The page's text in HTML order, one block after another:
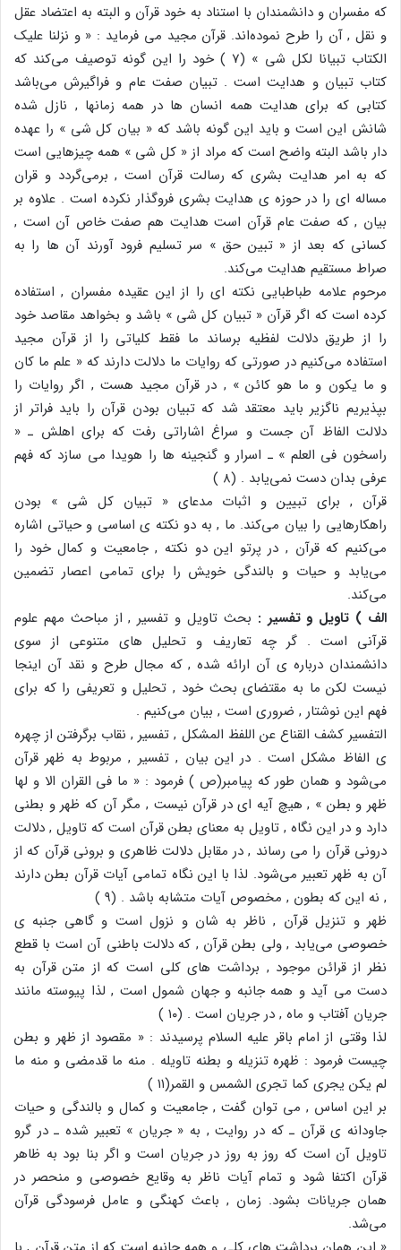
که مفسران و دانشمندان با استناد به خود قرآن و البته به اعتضاد عقل
و نقل , آن را طرح نموده‌اند. قرآن مجید می فرماید : « و نزلنا علیک
الکتاب تبیانا لکل شی » (7 ) خود را این گونه توصیف می‌کند که
کتاب تبیان و هدایت است . تبیان صفت عام و فراگیرش می‌باشد
کتابی که برای هدایت همه انسان ها در همه زمانها , نازل شده
شانش این است و باید این گونه باشد که « بیان کل شی » را عهده
دار باشد البته واضح است که مراد از « کل شی » همه چیزهایی است
که به امر هدایت بشری که رسالت قرآن است , برمی‌گردد و قران
مساله ای را در حوزه ی هدایت بشری فروگذار نکرده است . علاوه بر
بیان , که صفت عام قرآن است هدایت هم صفت خاص آن است ,
کسانی که بعد از « تبین حق » سر تسلیم فرود آورند آن ها را به
صراط مستقیم هدایت می‌کند.
مرحوم علامه طباطبایی نکته ای را از این عقیده مفسران , استفاده
کرده است که اگر قرآن « تبیان کل شی » باشد و بخواهد مقاصد خود
را از طریق دلالت لفظیه برساند ما فقط کلیاتی را از قرآن مجید
استفاده می‌کنیم در صورتی که روایات ما دلالت دارند که « علم ما کان
و ما یکون و ما هو کائن » , در قرآن مجید هست , اگر روایات را
بپذیریم ناگزیر باید معتقد شد که تبیان بودن قرآن را باید فراتر از
دلالت الفاظ آن جست و سراغ اشاراتی رفت که برای اهلش ـ «
راسخون فی العلم » ـ اسرار و گنجینه ها را هویدا می سازد که فهم
عرفی بدان دست نمی‌یابد . (۸ )
قرآن , برای تبیین و اثبات مدعای « تبیان کل شی » بودن
راهکارهایی را بیان می‌کند. ما , به دو نکته ی اساسی و حیاتی اشاره
می‌کنیم که قرآن , در پرتو این دو نکته , جامعیت و کمال خود را
می‌یابد و حیات و بالندگی خویش را برای تمامی اعصار تضمین
می‌کند.
الف ) تاویل و تفسیر : بحث تاویل و تفسیر , از مباحث مهم علوم
قرآنی است . گر چه تعاریف و تحلیل های متنوعی از سوی
دانشمندان درباره ی آن ارائه شده , که مجال طرح و نقد آن اینجا
نیست لکن ما به مقتضای بحث خود , تحلیل و تعریفی را که برای
فهم این نوشتار , ضروری است , بیان می‌کنیم .
التفسیر کشف القناع عن اللفظ المشکل , تفسیر , نقاب برگرفتن از چهره
ی الفاظ مشکل است . در این بیان , تفسیر , مربوط به ظهر قرآن
می‌شود و همان طور که پیامبر(ص ) فرمود : « ما فی القران الا و لها
ظهر و بطن » , هیچ آیه ای در قرآن نیست , مگر آن که ظهر و بطنی
دارد و در این نگاه , تاویل به معنای بطن قرآن است که تاویل , دلالت
درونی قرآن را می رساند , در مقابل دلالت ظاهری و برونی قرآن که از
آن به ظهر تعبیر می‌شود. لذا با این نگاه تمامی آیات قرآن بطن دارند
, نه این که بطون , مخصوص آیات متشابه باشد . (۹ )
ظهر و تنزیل قرآن , ناظر به شان و نزول است و گاهی جنبه ی
خصوصی می‌یابد , ولی بطن قرآن , که دلالت باطنی آن است با قطع
نظر از قرائن موجود , برداشت های کلی است که از متن قرآن به
دست می آید و همه جانبه و جهان شمول است , لذا پیوسته مانند
جریان آفتاب و ماه , در جریان است . (۱۰ )
لذا وقتی از امام باقر علیه السلام پرسیدند : « مقصود از ظهر و بطن
چیست فرمود : ظهره تنزیله و بطنه تاویله . منه ما قدمضی و منه ما
لم یکن یجری کما تجری الشمس و القمر(۱۱ )
بر این اساس , می توان گفت , جامعیت و کمال و بالندگی و حیات
جاودانه ی قرآن ـ که در روایت , به « جریان » تعبیر شده ـ در گرو
تاویل آن است که روز به روز در جریان است و اگر بنا بود به ظاهر
قرآن اکتفا شود و تمام آیات ناظر به وقایع خصوصی و منحصر در
همان جریانات بشود. زمان , باعث کهنگی و عامل فرسودگی قرآن
می‌شد.